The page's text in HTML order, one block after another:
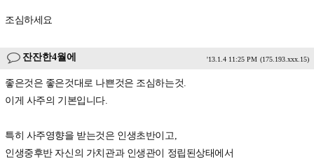
조심하세요
잔잔한4월에 '13.1.4 11:25 PM (175.193.xxx.15)
좋은것은 좋은것대로 나쁜것은 조심하는것.
이게 사주의 기본입니다.
특히 사주영향을 받는것은 인생초반이고,
인생중후반 자신의 가치관과 인생관이 정립된상태에서